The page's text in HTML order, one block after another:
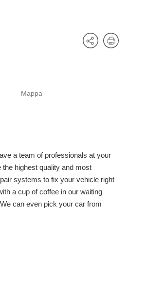
Mappa
a team of professionals at your
highest quality and most
systems to fix your vehicle right
a cup of coffee in our waiting
can even pick your car from